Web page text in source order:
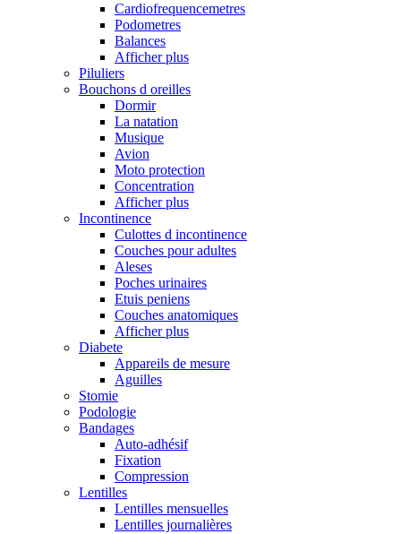
Cardiofrequencemetres
Podometres
Balances
Afficher plus
Piluliers
Bouchons d oreilles
Dormir
La natation
Musique
Avion
Moto protection
Concentration
Afficher plus
Incontinence
Culottes d incontinence
Couches pour adultes
Aleses
Poches urinaires
Etuis peniens
Couches anatomiques
Afficher plus
Diabete
Appareils de mesure
Aguilles
Stomie
Podologie
Bandages
Auto-adhésif
Fixation
Compression
Lentilles
Lentilles mensuelles
Lentilles journalières